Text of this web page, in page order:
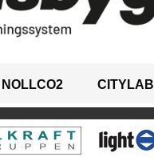
NOLLCO2 CITYLAB